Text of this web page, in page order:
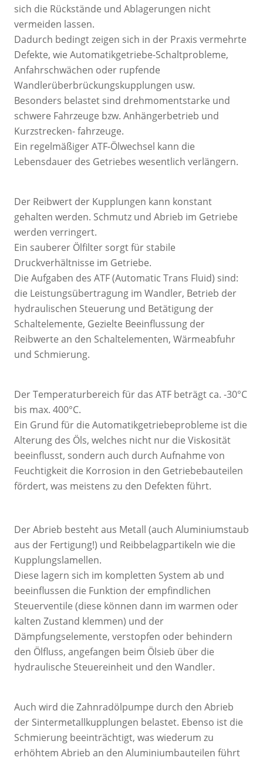
sich die Rückstände und Ablagerungen nicht
vermeiden lassen.
Dadurch bedingt zeigen sich in der Praxis vermehrte
Defekte, wie Automatikgetriebe-Schaltprobleme,
Anfahrschwächen oder rupfende
Wandlerüberbrückungskupplungen usw.
Besonders belastet sind drehmomentstarke und
schwere Fahrzeuge bzw. Anhängerbetrieb und
Kurzstrecken- fahrzeuge.
Ein regelmäßiger ATF-Ölwechsel kann die
Lebensdauer des Getriebes wesentlich verlängern.
Der Reibwert der Kupplungen kann konstant
gehalten werden. Schmutz und Abrieb im Getriebe
werden verringert.
Ein sauberer Ölfilter sorgt für stabile
Druckverhältnisse im Getriebe.
Die Aufgaben des ATF (Automatic Trans Fluid) sind:
die Leistungsübertragung im Wandler, Betrieb der
hydraulischen Steuerung und Betätigung der
Schaltelemente, Gezielte Beeinflussung der
Reibwerte an den Schaltelementen, Wärmeabfuhr
und Schmierung.
Der Temperaturbereich für das ATF beträgt ca. -30°C
bis max. 400°C.
Ein Grund für die Automatikgetriebeprobleme ist die
Alterung des Öls, welches nicht nur die Viskosität
beeinflusst, sondern auch durch Aufnahme von
Feuchtigkeit die Korrosion in den Getriebebauteilen
fördert, was meistens zu den Defekten führt.
Der Abrieb besteht aus Metall (auch Aluminiumstaub
aus der Fertigung!) und Reibbelagpartikeln wie die
Kupplungslamellen.
Diese lagern sich im kompletten System ab und
beeinflussen die Funktion der empfindlichen
Steuerventile (diese können dann im warmen oder
kalten Zustand klemmen) und der
Dämpfungselemente, verstopfen oder behindern
den Ölfluss, angefangen beim Ölsieb über die
hydraulische Steuereinheit und den Wandler.
Auch wird die Zahnradölpumpe durch den Abrieb
der Sintermetallkupplungen belastet. Ebenso ist die
Schmierung beeinträchtigt, was wiederum zu
erhöhtem Abrieb an den Aluminiumbauteilen führt